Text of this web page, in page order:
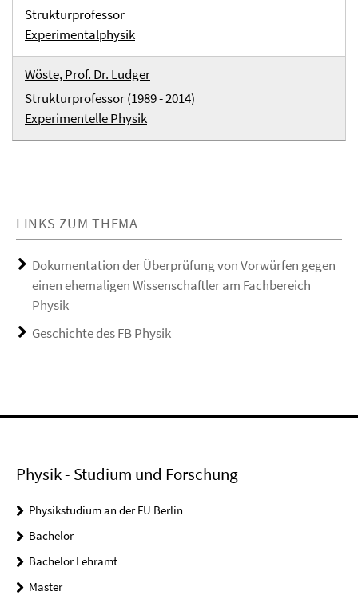
Strukturprofessor
Experimentalphysik
Wöste, Prof. Dr. Ludger
Strukturprofessor (1989 - 2014)
Experimentelle Physik
LINKS ZUM THEMA
Dokumentation der Überprüfung von Vorwürfen gegen
einen ehemaligen Wissenschaftler am Fachbereich
Physik
Geschichte des FB Physik
Physik - Studium und Forschung
Physikstudium an der FU Berlin
Bachelor
Bachelor Lehramt
Master